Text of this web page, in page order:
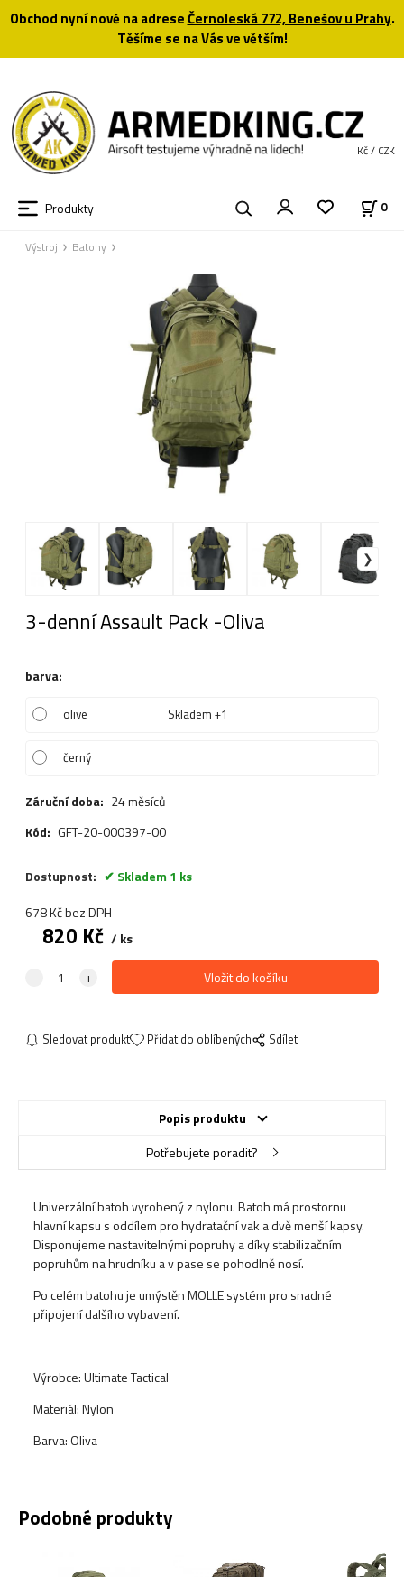
Obchod nyní nově na adreseČernoleská 772, Benešov u Prahy.
Těšíme se na Vás ve větším!
Produkty 0
Kč / CZK
Výstroj Batohy
3-denní Assault Pack -Oliva
barva:
olive Skladem +1
černý
Záruční doba: 24 měsíců
Kód: GFT-20-000397-00
Dostupnost:
Skladem 1 ks
678Kčbez DPH
820 Kč ks
Sledovat produkt Přidat do oblíbených Sdílet
Popis produktu
Potřebujete poradit?
Univerzální batoh vyrobený z nylonu. Batoh má prostornu
hlavní kapsu s oddílem pro hydratační vak a dvě menší kapsy.
Disponujeme nastavitelnými popruhy a díky stabilizačním
popruhům na hrudníku a v pase se pohodlně nosí.
Po celém batohu je umýstěn MOLLE systém pro snadné
připojení dalšího vybavení.
Výrobce: Ultimate Tactical
Materiál: Nylon
Barva: Oliva
Podobné produkty